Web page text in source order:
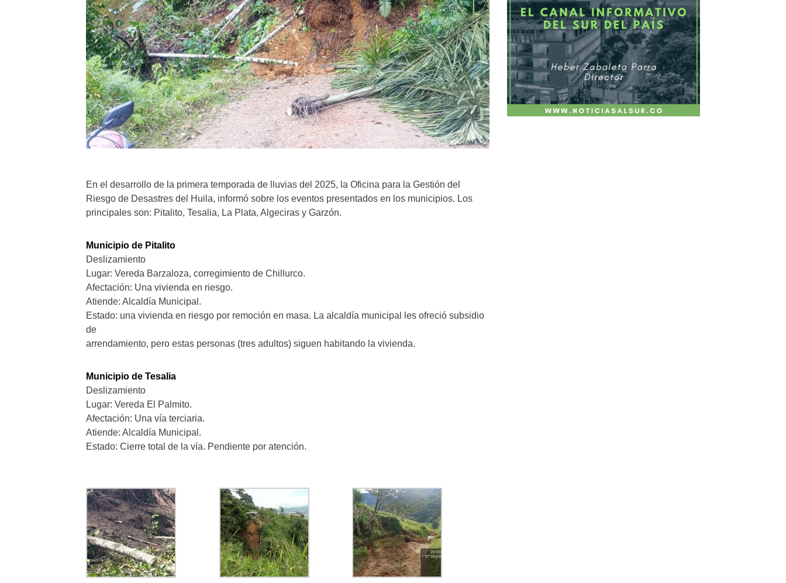
En el desarrollo de la primera temporada de lluvias del 2025, la Oficina para la Gestión del
Riesgo de Desastres del Huila, informó sobre los eventos presentados en los municipios. Los
principales son: Pitalito, Tesalia, La Plata, Algeciras y Garzón.
Municipio de Pitalito
Deslizamiento
Lugar: Vereda Barzaloza, corregimiento de Chillurco.
Afectación: Una vivienda en riesgo.
Atiende: Alcaldía Municipal.
Estado: una vivienda en riesgo por remoción en masa. La alcaldía municipal les ofreció subsidio
de
arrendamiento, pero estas personas (tres adultos) siguen habitando la vivienda.
Municipio de Tesalia
Deslizamiento
Lugar: Vereda El Palmito.
Afectación: Una vía terciaria.
Atiende: Alcaldía Municipal.
Estado: Cierre total de la vía. Pendiente por atención.